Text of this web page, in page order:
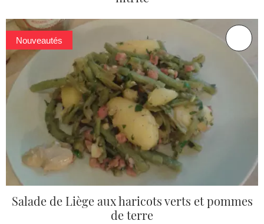
Nouveautés
Salade de Liège aux haricots verts et pommes
de terre